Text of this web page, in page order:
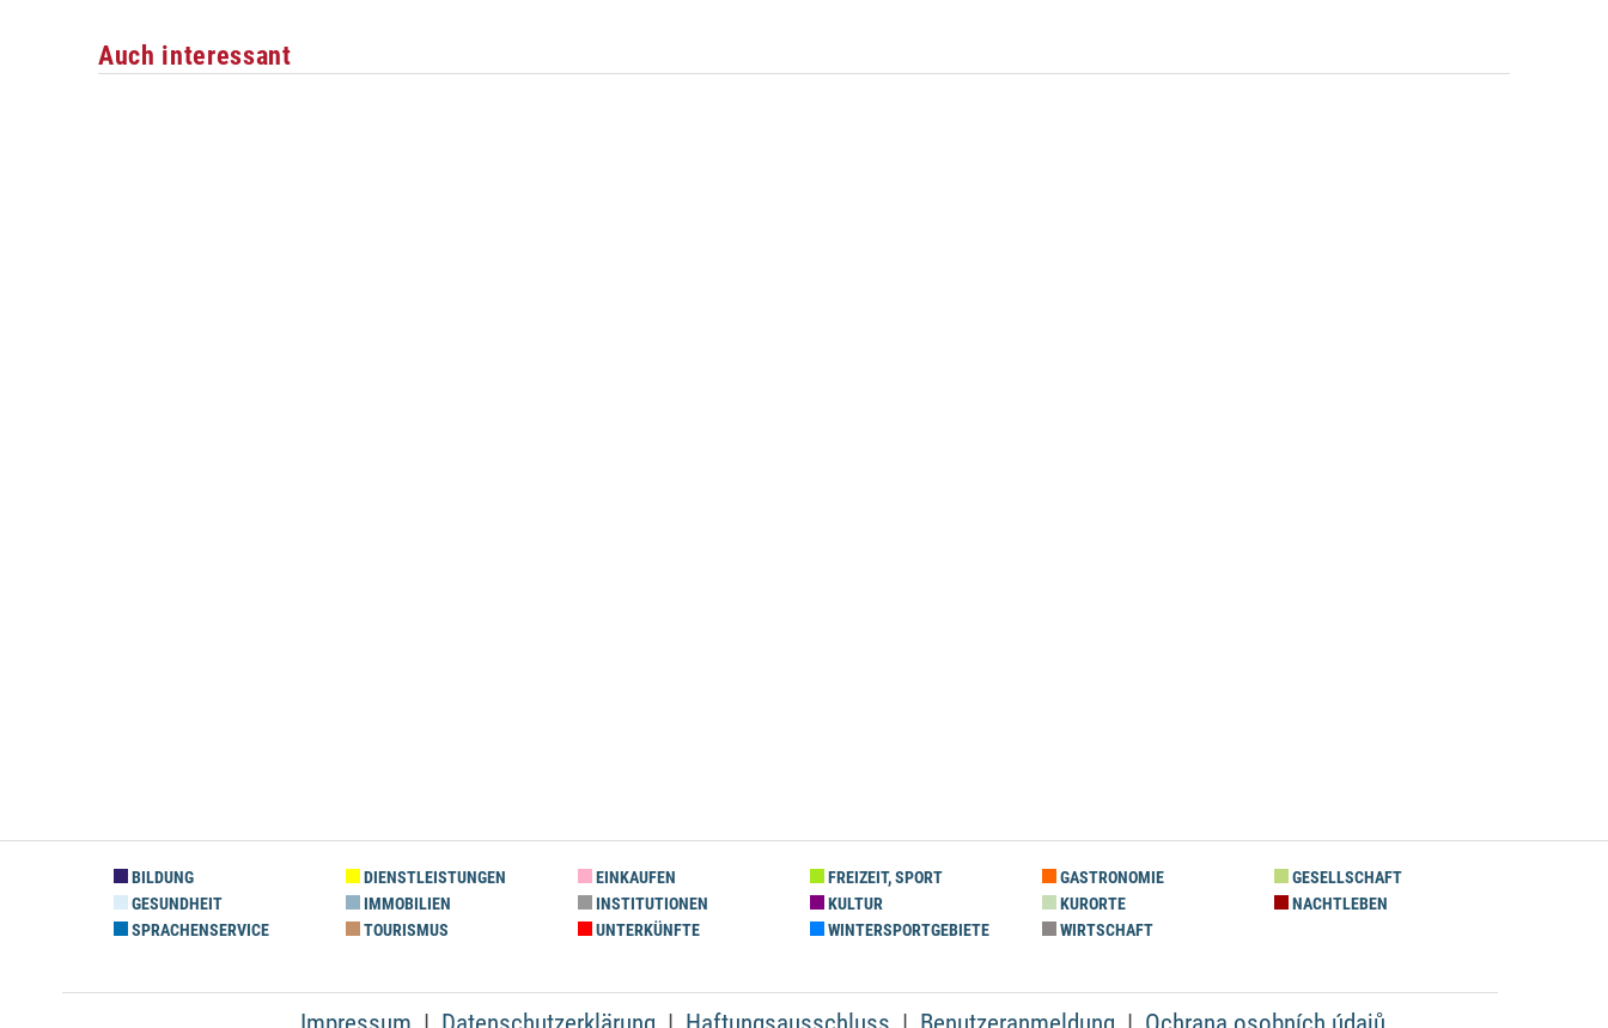
Auch interessant
BILDUNG DIENSTLEISTUNGEN EINKAUFEN FREIZEIT, SPORT GASTRONOMIE
GESELLSCHAFT
GESUNDHEIT
IMMOBILIEN INSTITUTIONEN KULTUR KURORTE
NACHTLEBEN
SPRACHENSERVICE
TOURISMUS UNTERKÜNFTE WINTERSPORTGEBIETE WIRTSCHAFT